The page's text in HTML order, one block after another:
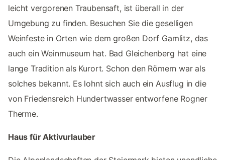
leicht vergorenen Traubensaft, ist überall in der
Umgebung zu finden. Besuchen Sie die geselligen
Weinfeste in Orten wie dem großen Dorf Gamlitz, das
auch ein Weinmuseum hat. Bad Gleichenberg hat eine
lange Tradition als Kurort. Schon den Römern war als
solches bekannt. Es lohnt sich auch ein Ausflug in die
von Friedensreich Hundertwasser entworfene Rogner
Therme.
Haus für Aktivurlauber